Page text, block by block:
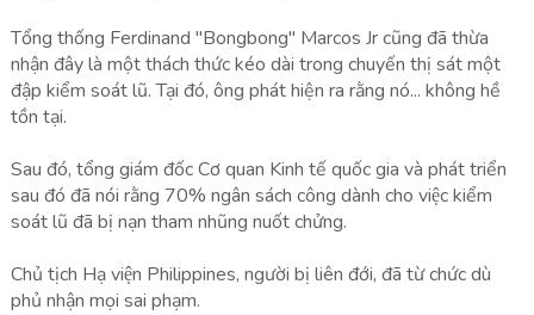
Tổng thống Ferdinand "Bongbong" Marcos Jr cũng đã thừa
nhận đây là một thách thức kéo dài trong chuyến thị sát một
đập kiểm soát lũ. Tại đó, ông phát hiện ra rằng nó... không hề
tồn tại.
Sau đó, tổng giám đốc Cơ quan Kinh tế quốc gia và phát triển
sau đó đã nói rằng 70% ngân sách công dành cho việc kiểm
soát lũ đã bị nạn tham nhũng nuốt chửng.
Chủ tịch Hạ viện Philippines, người bị liên đới, đã từ chức dù
phủ nhận mọi sai phạm.